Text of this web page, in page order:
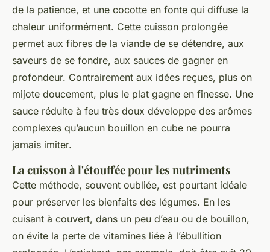
de la patience, et une cocotte en fonte qui diffuse la
chaleur uniformément. Cette cuisson prolongée
permet aux fibres de la viande de se détendre, aux
saveurs de se fondre, aux sauces de gagner en
profondeur. Contrairement aux idées reçues, plus on
mijote doucement, plus le plat gagne en finesse. Une
sauce réduite à feu très doux développe des arômes
complexes qu’aucun bouillon en cube ne pourra
jamais imiter.
La cuisson à l'étouffée pour les nutriments
Cette méthode, souvent oubliée, est pourtant idéale
pour préserver les bienfaits des légumes. En les
cuisant à couvert, dans un peu d’eau ou de bouillon,
on évite la perte de vitamines liée à l’ébullition